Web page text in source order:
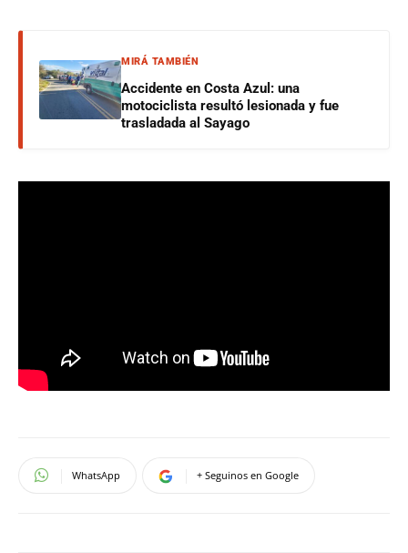
MIRÁ TAMBIÉN
Accidente en Costa Azul: una
motociclista resultó lesionada y fue
trasladada al Sayago
WhatsApp + Seguinos en Google